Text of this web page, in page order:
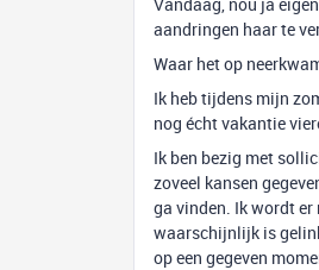
aandringen haar te
Waar het op
Ik heb tijdens mijn
nog écht vakantie
Ik ben bezig met
zoveel kansen
ga vinden. Ik wordt er
waarschijnlijk is
op een gegeven